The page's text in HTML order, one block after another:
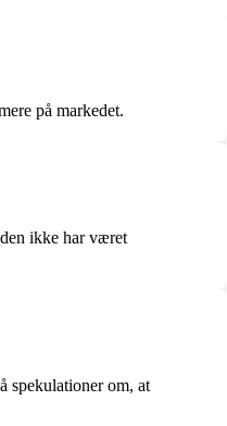
på markedet.
ikke har været
spekulationer om, at